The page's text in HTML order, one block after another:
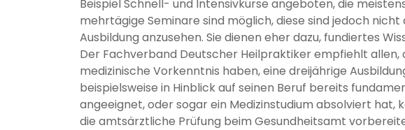
Beispiel Schnell- und Intensivkurse angeboten, die
mehrtägige Seminare sind möglich, diese sind jedoch
Ausbildung anzusehen. Sie dienen eher dazu, fundiertes
Der Fachverband Deutscher Heilpraktiker empfiehlt allen,
medizinische Vorkenntnis haben, eine dreijährige
beispielsweise in Hinblick auf seinen Beruf bereits
angeeignet, oder sogar ein Medizinstudium absolviert hat,
die amtsärztliche Prüfung beim Gesundheitsamt